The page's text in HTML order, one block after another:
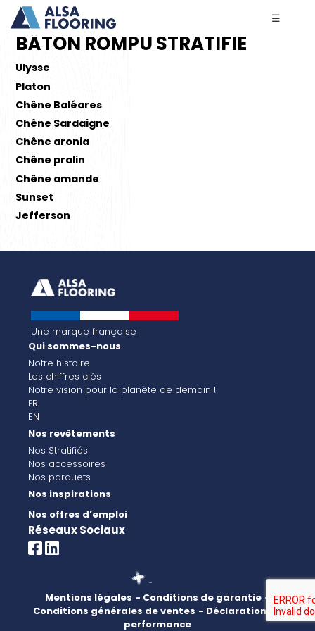
☰
BÂTON ROMPU STRATIFIE
Ulysse
Platon
Chêne Baléares
Chêne Sardaigne
Chêne aronia
Chêne pralin
Chêne amande
Sunset
Jefferson
Une marque française
Qui sommes-nous
Notre histoire
Les chiffres clés
Notre vision pour la planète de demain !
FR
EN
Nos revêtements
Nos Stratifiés
Nos accessoires
Nos parquets
Nos inspirations
Nos offres d’emploi
Réseaux Sociaux
Mentions légales - Conditions de garantie -
Conditions générales de ventes - Déclaration de
performance